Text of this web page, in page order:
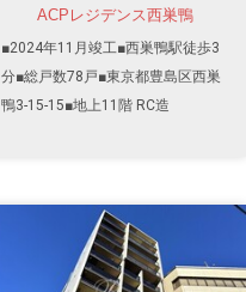
ACPレジデンス西巣鴨
■2024年11月竣工■西巣鴨駅徒歩3
分■総戸数78戸■東京都豊島区西巣
鴨3-15-15■地上11階 RC造